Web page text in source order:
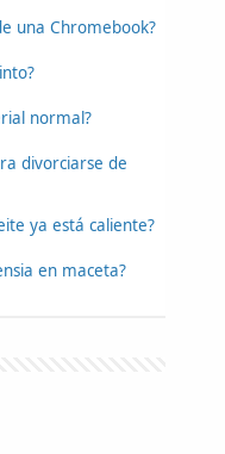
una Chromebook?
normal?
divorciarse de
ya está caliente?
en maceta?